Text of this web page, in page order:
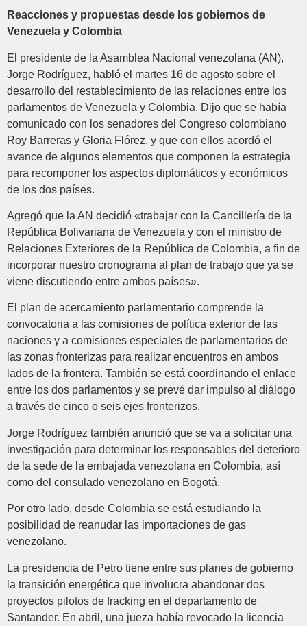
Reacciones y propuestas desde los gobiernos de
Venezuela y Colombia
El presidente de la Asamblea Nacional venezolana (AN),
Jorge Rodríguez, habló el martes 16 de agosto sobre el
desarrollo del restablecimiento de las relaciones entre los
parlamentos de Venezuela y Colombia. Dijo que se había
comunicado con los senadores del Congreso colombiano
Roy Barreras y Gloria Flórez, y que con ellos acordó el
avance de algunos elementos que componen la estrategia
para recomponer los aspectos diplomáticos y económicos
de los dos países.
Agregó que la AN decidió «trabajar con la Cancillería de la
República Bolivariana de Venezuela y con el ministro de
Relaciones Exteriores de la República de Colombia, a fin de
incorporar nuestro cronograma al plan de trabajo que ya se
viene discutiendo entre ambos países».
El plan de acercamiento parlamentario comprende la
convocatoria a las comisiones de política exterior de las
naciones y a comisiones especiales de parlamentarios de
las zonas fronterizas para realizar encuentros en ambos
lados de la frontera. También se está coordinando el enlace
entre los dos parlamentos y se prevé dar impulso al diálogo
a través de cinco o seis ejes fronterizos.
Jorge Rodríguez también anunció que se va a solicitar una
investigación para determinar los responsables del deterioro
de la sede de la embajada venezolana en Colombia, así
como del consulado venezolano en Bogotá.
Por otro lado, desde Colombia se está estudiando la
posibilidad de reanudar las importaciones de gas
venezolano.
La presidencia de Petro tiene entre sus planes de gobierno
la transición energética que involucra abandonar dos
proyectos pilotos de fracking en el departamento de
Santander. En abril, una jueza había revocado la licencia